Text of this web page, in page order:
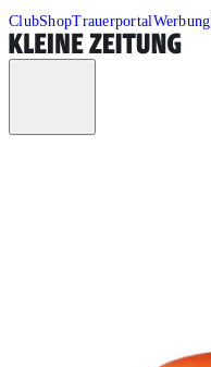
ClubShopTrauerportalWerbung